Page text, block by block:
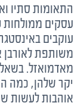
התאומות סתיו
עסקים ממולחות
עוקבים
משותפת לאורבן
מאדמואזל.
יקר שלהן, כמה
אוהבות לעשות